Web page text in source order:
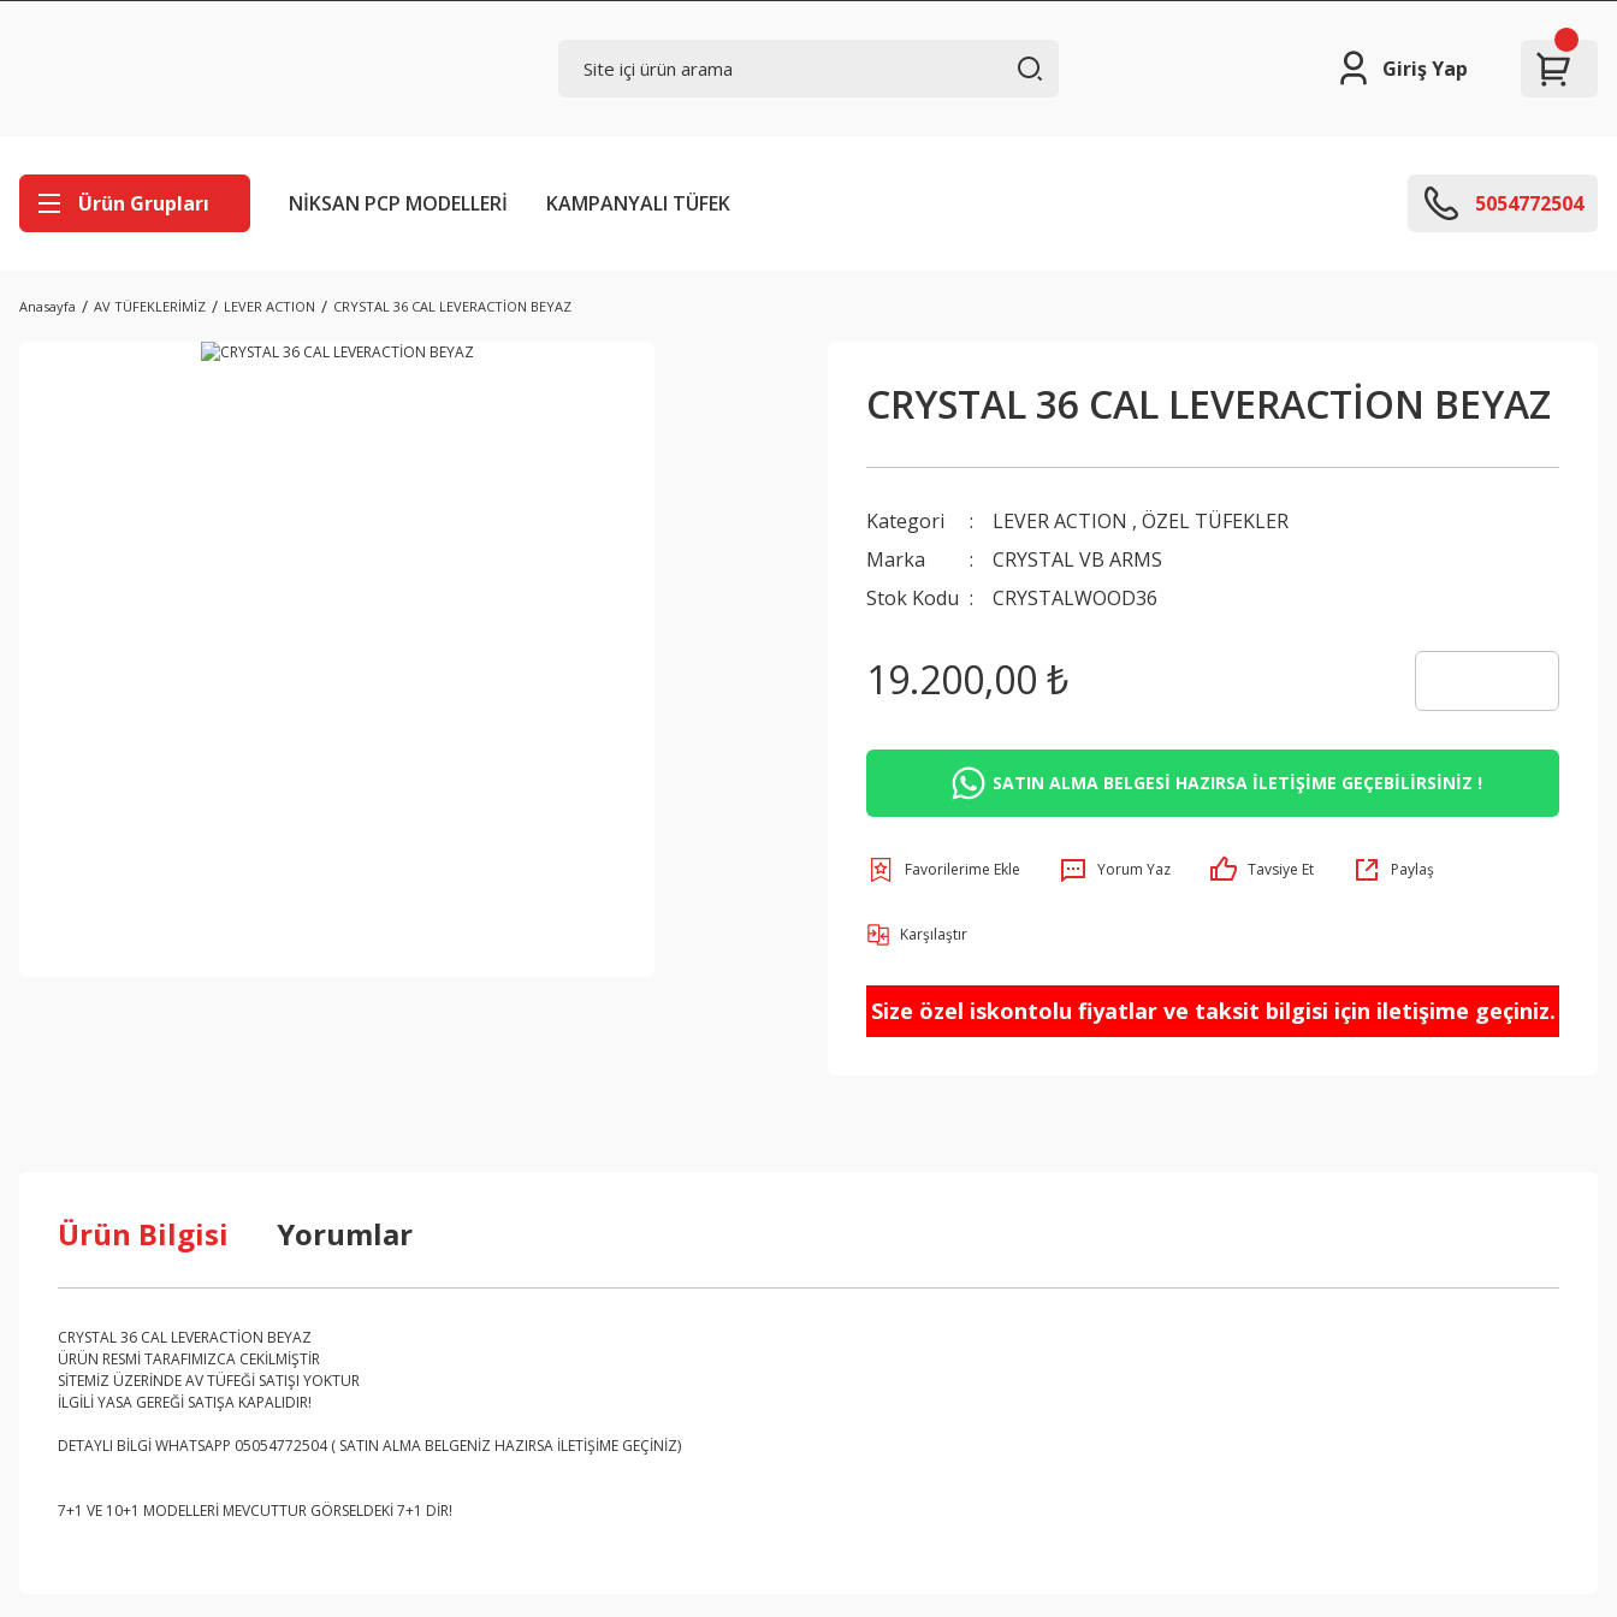
Giriş Yap
Ürün Grupları NİKSAN PCP MODELLERİ KAMPANYALI TÜFEK 5054772504
Anasayfa AV TÜFEKLERİMİZ LEVER ACTION CRYSTAL 36 CAL LEVERACTİON BEYAZ
CRYSTAL 36 CAL LEVERACTİON BEYAZ
Kategori LEVER ACTION ,ÖZEL TÜFEKLER
Marka
CRYSTAL VB ARMS
Stok Kodu
CRYSTALWOOD36
19.200,00 ₺
SATIN ALMA BELGESİ HAZIRSA İLETİŞİME GEÇEBİLİRSİNİZ !
Yorum Yaz Tavsiye Et Paylaş
Karşılaştır
Size özel iskontolu fiyatlar ve taksit bilgisi için iletişime geçiniz.
Ürün Bilgisi Yorumlar
CRYSTAL 36 CAL LEVERACTİON BEYAZ
ÜRÜN RESMİ TARAFIMIZCA CEKİLMİŞTİR
SİTEMİZ ÜZERİNDE AV TÜFEĞİ SATIŞI YOKTUR
İLGİLİ YASA GEREĞİ SATIŞA KAPALIDIR!
DETAYLI BİLGİ WHATSAPP 05054772504 ( SATIN ALMA BELGENİZ HAZIRSA İLETİŞİME GEÇİNİZ)
7+1 VE 10+1 MODELLERİ MEVCUTTUR GÖRSELDEKİ 7+1 DİR!